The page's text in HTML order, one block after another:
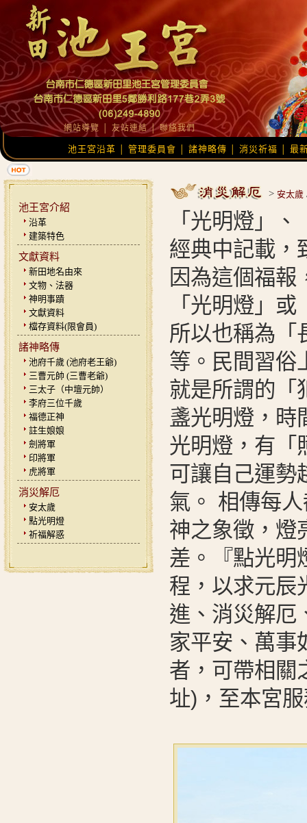
網站導覽 友站連結│聯絡我們
池王宮沿革 管理委員會 諸神略傳 消災祈福 最
池王宮介紹
沿革
建築特色
文獻資料
新田地名由來
文物、法器
神明事蹟
文獻資料
檔存資料(限會員)
諸神略傳
池府千歲 (池府老王爺)
三曹元帥 (三曹老爺)
三太子（中壇元帥）
李府三位千歲
福德正神
註生娘娘
劍將軍
印將軍
虎將軍
消災解厄
安太歲
點光明燈
祈福解惑
> 安太歲
「光明燈」
經典中記載，
因為這個福報
「光明燈」
所以也稱為「
等。民間習俗
就是所謂的「
盞光明燈，時
光明燈，有「
可讓自己運勢
氣。 相傳每
神之象徵，燈
差。『點光明
程，以求元辰
進、消災解厄
家平安、萬事
者，可帶相關
址)，至本宮